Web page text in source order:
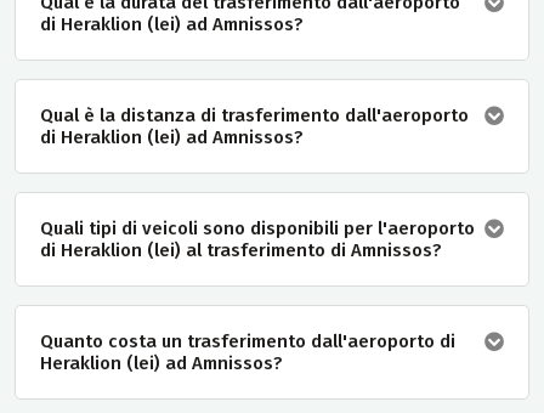
di Heraklion (lei) ad Amnissos?
Qual è la distanza di trasferimento dall'aeroporto
di Heraklion (lei) ad Amnissos?
Quali tipi di veicoli sono disponibili per l'aeroporto
di Heraklion (lei) al trasferimento di Amnissos?
Quanto costa un trasferimento dall'aeroporto di
Heraklion (lei) ad Amnissos?